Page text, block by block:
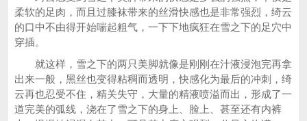
柔软的足肉，而且过膝袜带来的丝滑快感也是非常强烈，绮云
的口中不由得开始喘起粗气，一下下地疯狂在雪之下的足穴中
穿插。
就这样，雪之下的两只美脚就像是刚刚在汁液浸泡完再拿
出来一般，黑丝也变得粘稠而透明，快感化为最后的冲刺，绮
云再也忍受不住，精关失守，大量的精液喷溢而出，形成了一
道完美的弧线，浇在了雪之下的身上、脸上、甚至还有内裤